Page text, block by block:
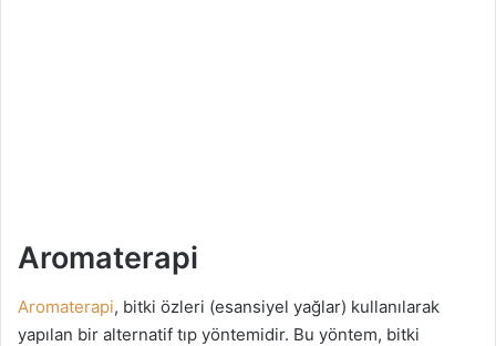
Aromaterapi
Aromaterapi, bitki özleri (esansiyel yağlar) kullanılarak
yapılan bir alternatif tıp yöntemidir. Bu yöntem, bitki